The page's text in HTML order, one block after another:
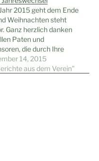
2015 geht dem Ende
Weihnachten steht
Ganz herzlich danken
Paten und
die durch Ihre
auch in diesem Jahr
Projekt unterstützt
14, 2015
aus dem Verein"